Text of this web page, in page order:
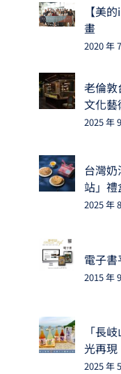
【美
畫
2020 年
老倫
文化
2025 年
台灣
站」
2025 年
電子書
2015 年
「長
光再現
2025 年